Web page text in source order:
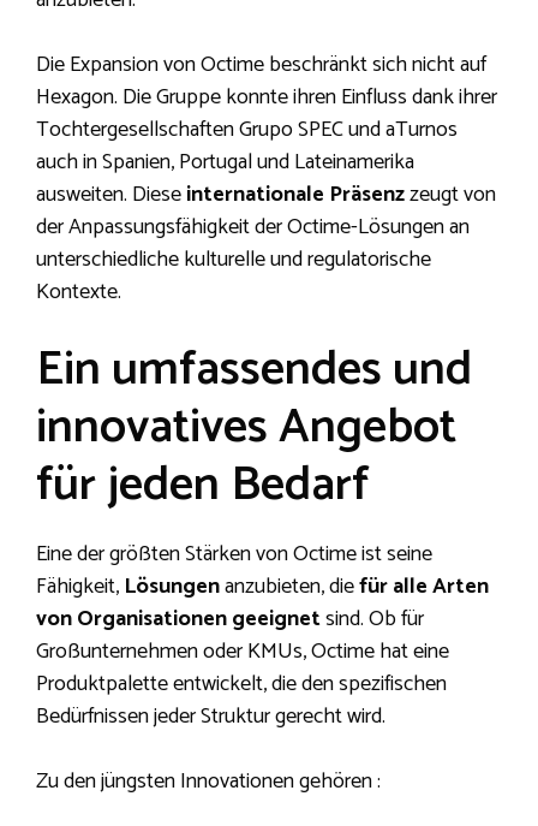
Die Expansion von Octime beschränkt sich nicht auf
Hexagon. Die Gruppe konnte ihren Einfluss dank ihrer
Tochtergesellschaften Grupo SPEC und aTurnos
auch in Spanien, Portugal und Lateinamerika
ausweiten. Dieseinternationale Präsenzzeugt von
der Anpassungsfähigkeit der Octime-Lösungen an
unterschiedliche kulturelle und regulatorische
Kontexte.
Ein umfassendes und
innovatives Angebot
für jeden Bedarf
Eine der größten Stärken von Octime ist seine
Fähigkeit, Lösungenanzubieten, diefür alle Arten
von Organisationen geeignetsind. Ob für
Großunternehmen oder KMUs, Octime hat eine
Produktpalette entwickelt, die den spezifischen
Bedürfnissen jeder Struktur gerecht wird.
Zu den jüngsten Innovationen gehören :